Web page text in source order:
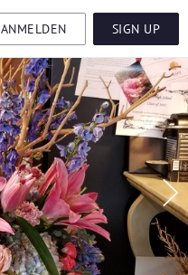
ANMELDEN SIGN UP